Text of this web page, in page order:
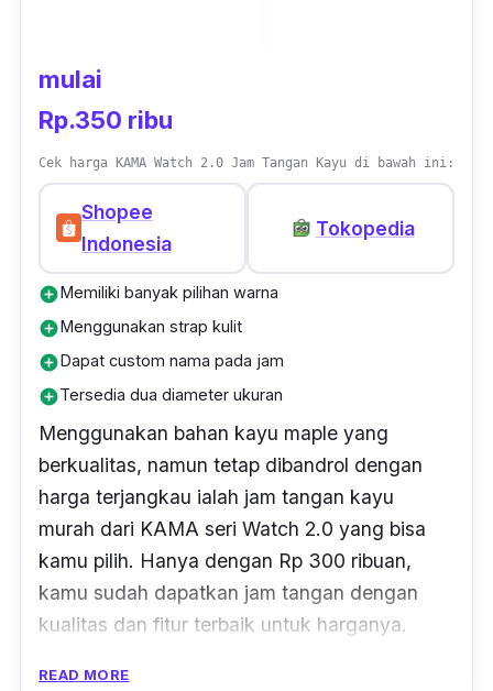
mulai
Rp.350 ribu
Cek harga KAMA Watch 2.0 Jam Tangan Kayu di bawah ini:
Shopee
Indonesia
Tokopedia
add_circleMemiliki banyak pilihan warna
add_circleMenggunakan strap kulit
add_circleDapat custom nama pada jam
add_circleTersedia dua diameter ukuran
Menggunakan bahan kayu maple yang
berkualitas, namun tetap dibandrol dengan
harga terjangkau ialah jam tangan kayu
murah dari KAMA seri Watch 2.0 yang bisa
kamu pilih. Hanya dengan Rp 300 ribuan,
kamu sudah dapatkan jam tangan dengan
kualitas dan fitur terbaik untuk harganya.
Selain penggunaan bahan kayu berkualitas
READ MORE